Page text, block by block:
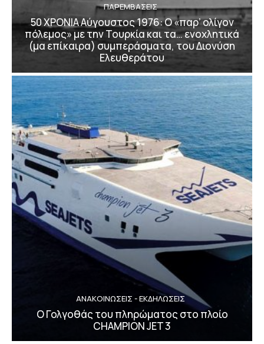
ΠΑΡΕΜΒΑΣΕΙΣ
50 ΧΡΟΝΙΑ Αύγουστος 1976: Ο «παρ’ ολίγον
πόλεμος» με την Τουρκία και τα… ενοχλητικά
(μα επίκαιρα) συμπεράσματα, του Διονύση
Ελευθεράτου
ΑΝΑΚΟΙΝΩΣΕΙΣ - ΕΚΔΗΛΩΣΕΙΣ
Ο Γολγοθάς του πληρώματος στο πλοίο
CHAMPION JET 3